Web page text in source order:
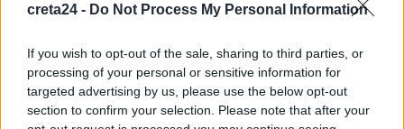
creta24 - Do Not Process My Personal Information
If you wish to opt-out of the sale, sharing to third parties, or
processing of your personal or sensitive information for
targeted advertising by us, please use the below opt-out
section to confirm your selection. Please note that after your